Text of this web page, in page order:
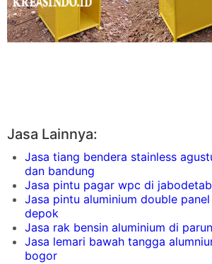
Jasa Lainnya:
Jasa tiang bendera stainless
dan bandung
Jasa pintu pagar wpc di
Jasa pintu aluminium double
depok
Jasa rak bensin aluminium di
Jasa lemari bawah tangga
bogor